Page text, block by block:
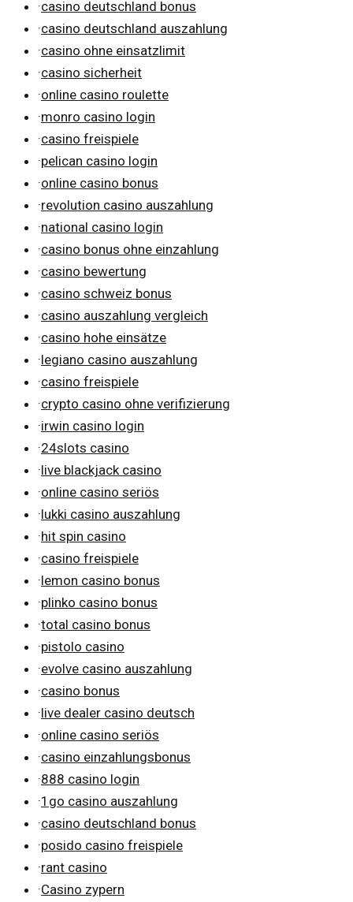
·casino deutschland bonus
·casino deutschland auszahlung
·casino ohne einsatzlimit
·casino sicherheit
·online casino roulette
·monro casino login
·casino freispiele
·pelican casino login
·online casino bonus
·revolution casino auszahlung
·national casino login
·casino bonus ohne einzahlung
·casino bewertung
·casino schweiz bonus
·casino auszahlung vergleich
·casino hohe einsätze
·legiano casino auszahlung
·casino freispiele
·crypto casino ohne verifizierung
·irwin casino login
·24slots casino
·live blackjack casino
·online casino seriös
·lukki casino auszahlung
·hit spin casino
·casino freispiele
·lemon casino bonus
·plinko casino bonus
·total casino bonus
·pistolo casino
·evolve casino auszahlung
·casino bonus
·live dealer casino deutsch
·online casino seriös
·casino einzahlungsbonus
·888 casino login
·1go casino auszahlung
·casino deutschland bonus
·posido casino freispiele
·rant casino
·Casino zypern